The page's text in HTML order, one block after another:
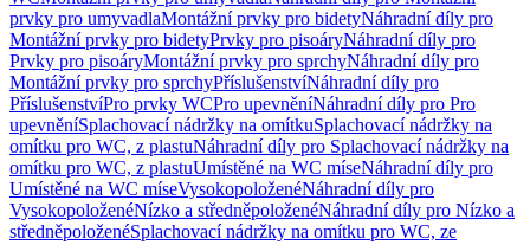
prvky pro umyvadlaMontážní prvky pro bidetyNáhradní díly pro
Montážní prvky pro bidetyPrvky pro pisoáryNáhradní díly pro
Prvky pro pisoáryMontážní prvky pro sprchyNáhradní díly pro
Montážní prvky pro sprchyPříslušenstvíNáhradní díly pro
PříslušenstvíPro prvky WCPro upevněníNáhradní díly pro Pro
upevněníSplachovací nádržky na omítkuSplachovací nádržky na
omítku pro WC, z plastuNáhradní díly pro Splachovací nádržky na
omítku pro WC, z plastuUmístěné na WC míseNáhradní díly pro
Umístěné na WC míseVysokopoloženéNáhradní díly pro
VysokopoloženéNízko a středněpoloženéNáhradní díly pro Nízko a
středněpoloženéSplachovací nádržky na omítku pro WC, ze